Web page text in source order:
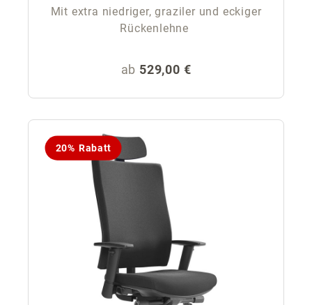
Mit extra niedriger, graziler und eckiger
Rückenlehne
Regulärer Preis:
ab 529,00 €
20% Rabatt